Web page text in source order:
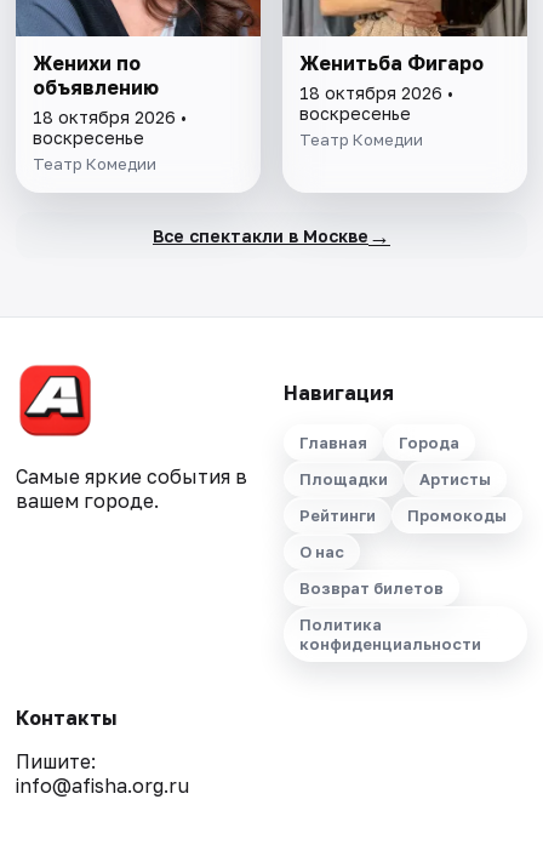
Женихи по
объявлению
18 октября 2026 •
воскресенье
Театр Комедии
Женитьба Фигаро
18 октября 2026 •
воскресенье
Театр Комедии
Все спектакли в Москве →
Самые яркие события в
вашем городе.
Навигация
Главная
Города
Площадки
Артисты
Рейтинги
Промокоды
О нас
Возврат билетов
Политика
конфиденциальности
Контакты
Пишите:
info@afisha.org.ru